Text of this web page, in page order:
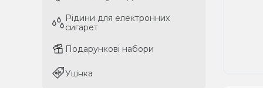
Рідини для електронних
сигарет
Подарункові набори
Уцінка
Рідини для електронних
сигарет
Подарункові набори
Уцінка